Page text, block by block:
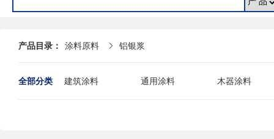
产品目录： 涂料原料  铝银浆
全部分类 建筑涂料 通用涂料 木器涂料